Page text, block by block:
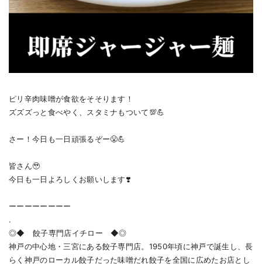
ピリ辛肉味噌が食欲をそそります！
ズズズっと食べやく、スタミナもついて💯💪
さー！今日も一日頑張るぞー😤💪
皆さん🥹
今日も一日よろしくお願いします❣️
ーーーーーーーー
.
◎◆ 餃子専門店イチロー ◆◎
神戸の中心地・三宮にある餃子専門店。1950年頃に神戸で誕生し、長
らく神戸のローカル餃子だった味噌だれ餃子を全国に広めたお店とし